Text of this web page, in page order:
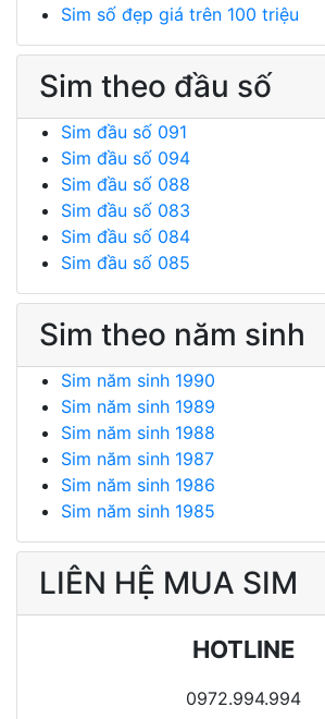
Sim số đẹp giá trên 100 triệu
Sim theo đầu số
Sim đầu số 091
Sim đầu số 094
Sim đầu số 088
Sim đầu số 083
Sim đầu số 084
Sim đầu số 085
Sim theo năm sinh
Sim năm sinh 1990
Sim năm sinh 1989
Sim năm sinh 1988
Sim năm sinh 1987
Sim năm sinh 1986
Sim năm sinh 1985
LIÊN HỆ MUA SIM
HOTLINE
0972.994.994